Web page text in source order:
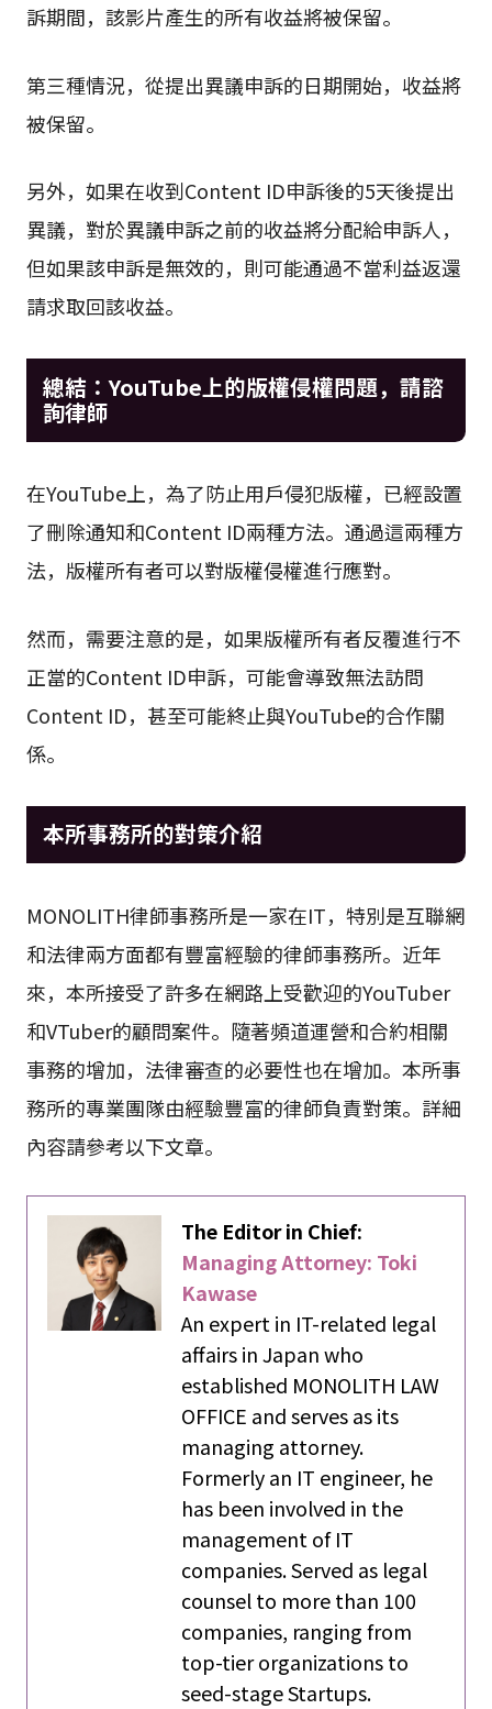
訴期間，該影片產生的所有收益將被保留。
第三種情況，從提出異議申訴的日期開始，收益將
被保留。
另外，如果在收到Content ID申訴後的5天後提出
異議，對於異議申訴之前的收益將分配給申訴人，
但如果該申訴是無效的，則可能通過不當利益返還
請求取回該收益。
總結：YouTube上的版權侵權問題，請諮
詢律師
在YouTube上，為了防止用戶侵犯版權，已經設置
了刪除通知和Content ID兩種方法。通過這兩種方
法，版權所有者可以對版權侵權進行應對。
然而，需要注意的是，如果版權所有者反覆進行不
正當的Content ID申訴，可能會導致無法訪問
Content ID，甚至可能終止與YouTube的合作關
係。
本所事務所的對策介紹
MONOLITH律師事務所是一家在IT，特別是互聯網
和法律兩方面都有豐富經驗的律師事務所。近年
來，本所接受了許多在網路上受歡迎的YouTuber
和VTuber的顧問案件。隨著頻道運營和合約相關
事務的增加，法律審查的必要性也在增加。本所事
務所的專業團隊由經驗豐富的律師負責對策。詳細
內容請參考以下文章。
The Editor in Chief:
Managing Attorney: Toki
Kawase
An expert in IT-related legal
affairs in Japan who
established MONOLITH LAW
OFFICE and serves as its
managing attorney.
Formerly an IT engineer, he
has been involved in the
management of IT
companies. Served as legal
counsel to more than 100
companies, ranging from
top-tier organizations to
seed-stage Startups.